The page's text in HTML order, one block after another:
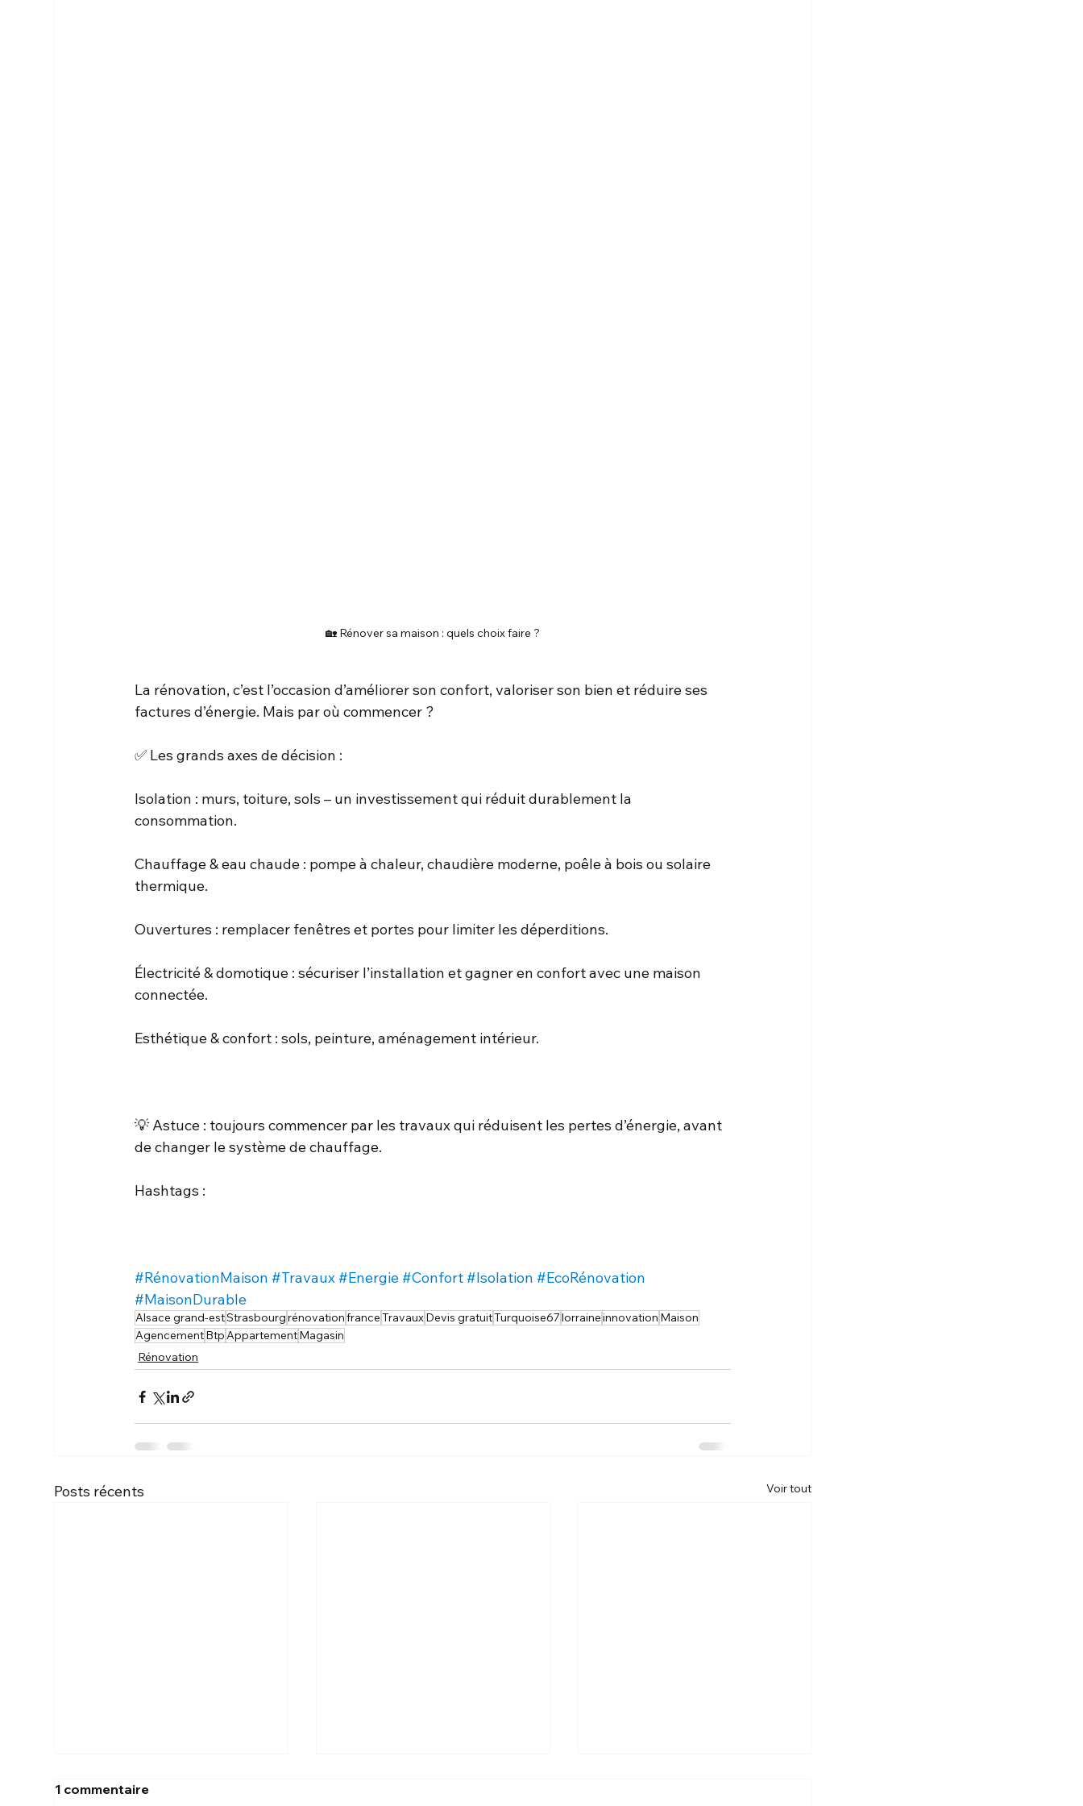
🏡 Rénover sa maison : quels choix faire ?
La rénovation, c’est l’occasion d’améliorer son confort, valoriser son bien et réduire ses
factures d’énergie. Mais par où commencer ?
✅ Les grands axes de décision :
Isolation : murs, toiture, sols – un investissement qui réduit durablement la
consommation.
Chauffage & eau chaude : pompe à chaleur, chaudière moderne, poêle à bois ou solaire
thermique.
Ouvertures : remplacer fenêtres et portes pour limiter les déperditions.
Électricité & domotique : sécuriser l’installation et gagner en confort avec une maison
connectée.
Esthétique & confort : sols, peinture, aménagement intérieur.
💡 Astuce : toujours commencer par les travaux qui réduisent les pertes d’énergie, avant
de changer le système de chauffage.
Hashtags :
#RénovationMaison #Travaux #Energie #Confort #Isolation #EcoRénovation
#MaisonDurable
Alsace grand-estStrasbourgrénovationfranceTravauxDevis gratuitTurquoise67lorraineinnovation Maison
AgencementBtpAppartementMagasin
Rénovation
Posts récents Voir tout
1 commentaire